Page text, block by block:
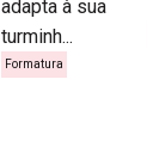
adapta à sua
turminh...
Formatura